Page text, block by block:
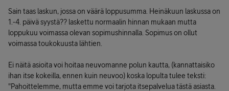
Sain taas laskun, jossa on väärä loppusumma. Heinäkuun laskussa on
1.-4. päivä syystä?? laskettu normaalin hinnan mukaan mutta
loppukuu voimassa olevan sopimushinnalla. Sopimus on ollut
voimassa toukokuusta lähtien.
Ei näitä asioita voi hoitaa neuvomanne polun kautta, (kannattaisiko
ihan itse kokeilla, ennen kuin neuvoo) koska lopulta tulee teksti:
"Pahoittelemme, mutta emme voi tarjota itsepalvelua tästä asiasta.